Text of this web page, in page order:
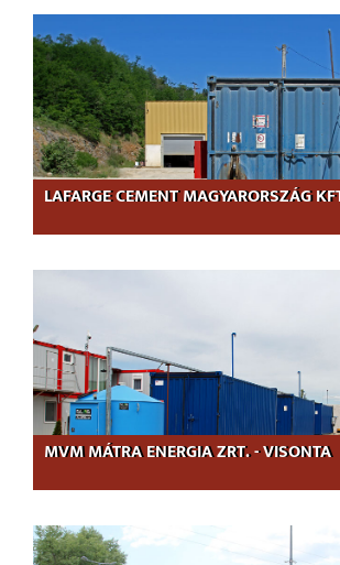
LAFARGE CEMENT MAGYARORSZÁG
MVM MÁTRA ENERGIA ZRT. - VISONTA